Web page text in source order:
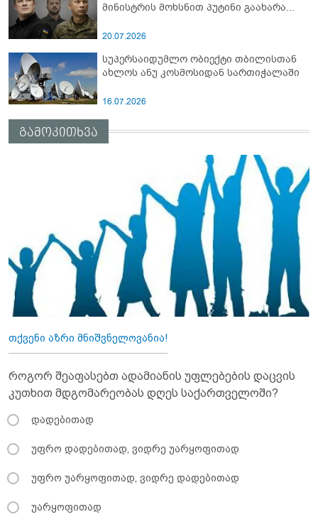
მინისტრის მოხსნით პუტინი გაახარა...
20.07.2026
სუპერსაიდუმლო ობიექტი თბილისთან
ახლოს ანუ კოსმოსიდან სართიჭალაში
16.07.2026
გამოკითხვა
თქვენი აზრი მნიშვნელოვანია!
როგორ შეაფასებთ ადამიანის უფლებების დაცვის
კუთხით მდგომარეობას დღეს საქართველოში?
დადებითად
უფრო დადებითად, ვიდრე უარყოფითად
უფრო უარყოფითად, ვიდრე დადებითად
უარყოფითად